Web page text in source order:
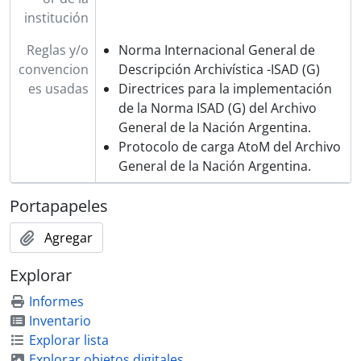
0103 - [Sobre con croquis y dibujos de Eugenio Pílades Baroffio]
0104 - "La Semana (Año IV. N° 141 y 142 / Año V. N° 188)” [Revistas]
0105 - “Visión retrospectiva de la enseñanza de la arquitectura en el Uruguay” por Eugenio Baroffio [Artículo]
0106 - “El Ministerio de O. Públicas en la Exposición Panamá-Pacífico" [Artículo]
0107 - [Carpeta sobre la donación de documentación perteneciente a Eugenio Baroffio al Archivo General de la Nación de Uruguay]
0108 - [Cuaderno de recortes con anotaciones manuscritas]
0109 - [Cuaderno de recortes con anotaciones manuscritas]
0110 - [Carpeta con documentación relativa a la conferencia “Artesanos y artistas ticineses en el Uruguay” dictada por Eugenio Baroffio junto con material afín]
0111 - [Carpeta con artículos periodísticos sobre arquitectos y arquitectura]
0112 - [Carpeta con material relativo a Horacio Acosta y Lara]
0118 - [Carpeta con material relativo a monumentos de Montevideo, entre otros]
institución
Reglas y/o
convencion
es usadas
Norma Internacional General de
Descripción Archivística -ISAD (G)
Directrices para la implementación
de la Norma ISAD (G) del Archivo
General de la Nación Argentina.
Protocolo de carga AtoM del Archivo
General de la Nación Argentina.
Portapapeles
Agregar
Explorar
Informes
Inventario
Explorar lista